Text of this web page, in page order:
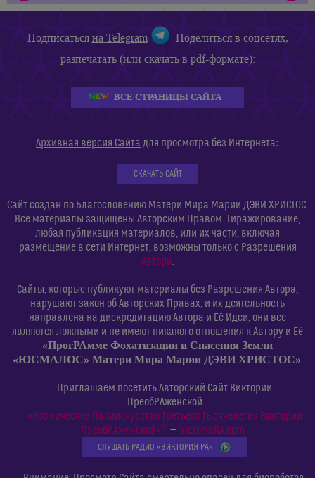
Подписатьсяна Telegram
Поделиться в соцсетях,
разпечатать (или скачать в pdf-формате):
ВСЕ СТРАНИЦЫ САЙТА
Архивная версия Сайта для просмотра без Интернета:
СКАЧАТЬ САЙТ
Сайт создан по Благословению Матери Мира Марии ДЭВИ ХРИСТОС.
Все материалы защищены Авторским Правом. Тиражирование,
любая публикация материалов, или их части, включая
размещение в сети Интернет, возможны только с Разрешения
Автора.
Сайты, которые публикуют материалы без Разрешения Автора,
нарушают закон об Авторских Правах, и их деятельность
направлена на дискредитацию Автора и Её Идеи, они все
являются ложными и не имеют никакого отношения к Автору и Её
«ПрогРАмме Фохатизации и Спасения Земли
«ЮСМАЛОС» Матери Мира Марии ДЭВИ ХРИСТОС».
Приглашаем посетить Авторский Сайт Виктории
ПреобРАженской
«Космическое Полиискусство Третьего Тысячелетия Виктории
ПреобРАженской»©— VictoriaRA.com
СЛУШАТЬ РАДИО «ВИКТОРИЯ РА»